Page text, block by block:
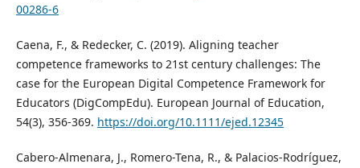
00286-6
Caena, F., & Redecker, C. (2019). Aligning teacher
competence frameworks to 21st century challenges: The
case for the European Digital Competence Framework for
Educators (DigCompEdu). European Journal of Education,
54(3), 356-369. https://doi.org/10.1111/ejed.12345
Cabero-Almenara, J., Romero-Tena, R., & Palacios-Rodríguez,